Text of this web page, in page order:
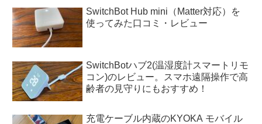
SwitchBot Hub mini（Matter対応）を
使ってみた口コミ・レビュー
SwitchBotハブ2(温湿度計スマートリモ
コン)のレビュー。スマホ遠隔操作で高
齢者の見守りにもおすすめ！
充電ケーブル内蔵のKYOKA モバイル